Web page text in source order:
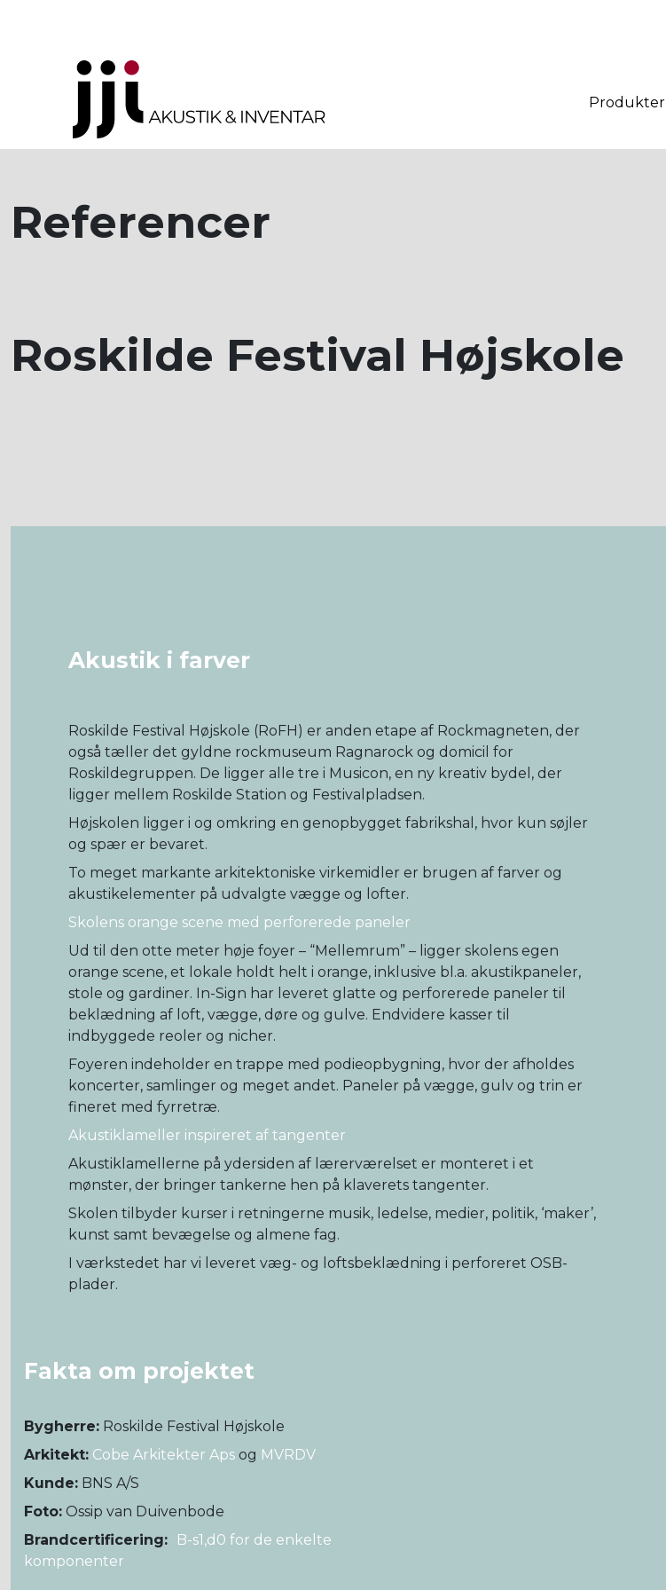
Produkter
Referencer
Roskilde Festival Højskole
Akustik i farver
Roskilde Festival Højskole (RoFH) er anden etape af Rockmagneten, der
også tæller det gyldne rockmuseum Ragnarock og domicil for
Roskildegruppen. De ligger alle tre i Musicon, en ny kreativ bydel, der
ligger mellem Roskilde Station og Festivalpladsen.
Højskolen ligger i og omkring en genopbygget fabrikshal, hvor kun søjler
og spær er bevaret.
To meget markante arkitektoniske virkemidler er brugen af farver og
akustikelementer på udvalgte vægge og lofter.
Skolens orange scene med perforerede paneler
Ud til den otte meter høje foyer – “Mellemrum” – ligger skolens egen
orange scene, et lokale holdt helt i orange, inklusive bl.a. akustikpaneler,
stole og gardiner. In-Sign har leveret glatte og perforerede paneler til
beklædning af loft, vægge, døre og gulve. Endvidere kasser til
indbyggede reoler og nicher.
Foyeren indeholder en trappe med podieopbygning, hvor der afholdes
koncerter, samlinger og meget andet. Paneler på vægge, gulv og trin er
fineret med fyrretræ.
Akustiklameller inspireret af tangenter
Akustiklamellerne på ydersiden af lærerværelset er monteret i et
mønster, der bringer tankerne hen på klaverets tangenter.
Skolen tilbyder kurser i retningerne musik, ledelse, medier, politik, ‘maker’,
kunst samt bevægelse og almene fag.
I værkstedet har vi leveret væg- og loftsbeklædning i perforeret OSB-
plader.
Fakta om projektet
Bygherre: Roskilde Festival Højskole
Arkitekt: Cobe Arkitekter Aps og MVRDV
Kunde: BNS A/S
Foto: Ossip van Duivenbode
Brandcertificering:
B-s1,d0 for de enkelte
komponenter